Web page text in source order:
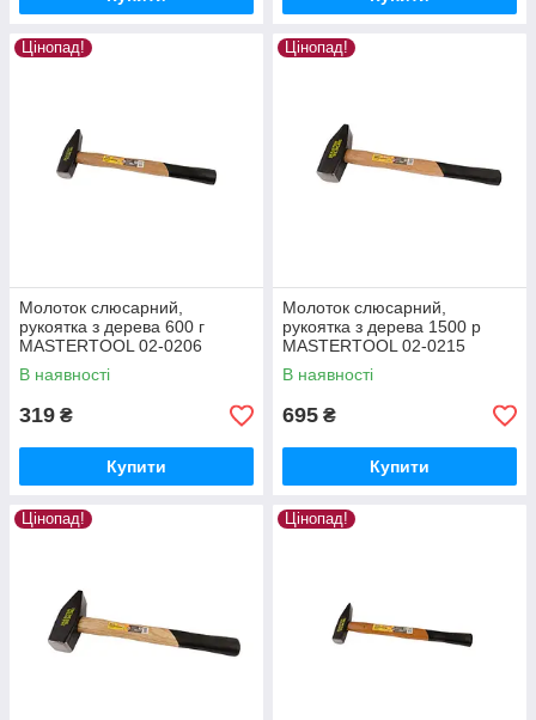
Цінопад!
Молоток слюсарний,
рукоятка з дерева 600 г
MASTERTOOL 02-0206
В наявності
319 ₴
Купити
Цінопад!
Молоток слюсарний,
рукоятка з дерева 1500 р
MASTERTOOL 02-0215
В наявності
695 ₴
Купити
Цінопад! Цінопад!